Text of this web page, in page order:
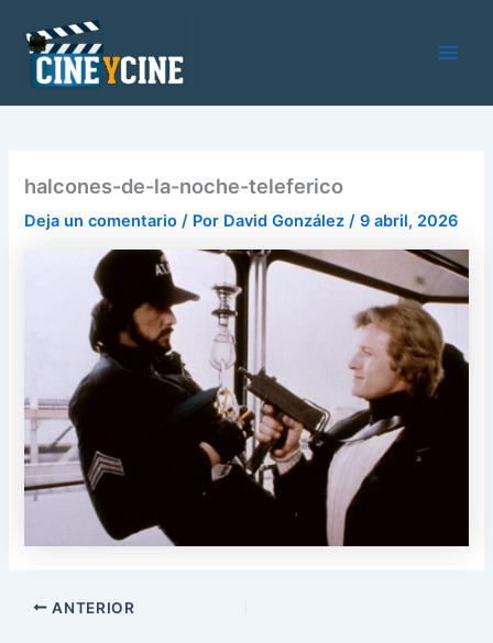
contenido
halcones-de-la-noche-teleferico
Deja un comentario / Por David González/9 abril, 2026
ANTERIOR